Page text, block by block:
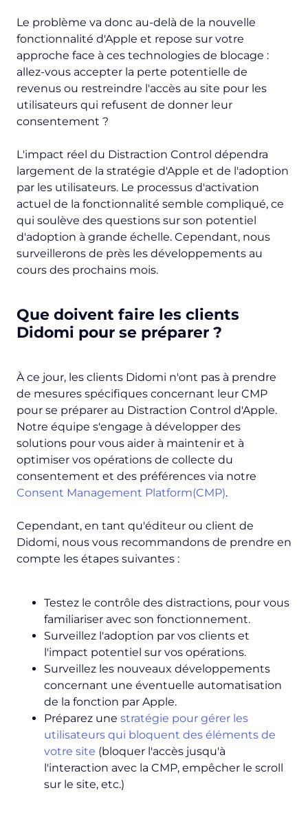
Le problème va donc au-delà de la nouvelle
fonctionnalité d'Apple et repose sur votre
approche face à ces technologies de blocage :
allez-vous accepter la perte potentielle de
revenus ou restreindre l'accès au site pour les
utilisateurs qui refusent de donner leur
consentement ?
L'impact réel du Distraction Control dépendra
largement de la stratégie d'Apple et de l'adoption
par les utilisateurs. Le processus d'activation
actuel de la fonctionnalité semble compliqué, ce
qui soulève des questions sur son potentiel
d'adoption à grande échelle. Cependant, nous
surveillerons de près les développements au
cours des prochains mois.
Que doivent faire les clients
Didomi pour se préparer ?
À ce jour, les clients Didomi n'ont pas à prendre
de mesures spécifiques concernant leur CMP
pour se préparer au Distraction Control d'Apple.
Notre équipe s'engage à développer des
solutions pour vous aider à maintenir et à
optimiser vos opérations de collecte du
consentement et des préférences via notre
Consent Management Platform(CMP).
Cependant, en tant qu'éditeur ou client de
Didomi, nous vous recommandons de prendre en
compte les étapes suivantes :
Testez le contrôle des distractions, pour vous
familiariser avec son fonctionnement.
Surveillez l'adoption par vos clients et
l'impact potentiel sur vos opérations.
Surveillez les nouveaux développements
concernant une éventuelle automatisation
de la fonction par Apple.
Préparez une stratégie pour gérer les
utilisateurs qui bloquent des éléments de
votre site (bloquer l'accès jusqu'à
l'interaction avec la CMP, empêcher le scroll
sur le site, etc.)